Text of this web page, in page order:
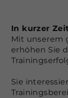
In kurzer
Mit unserem
erhöhen Sie
Sie